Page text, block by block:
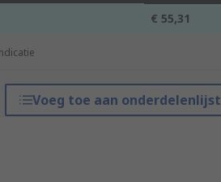
€ 55,31
Voeg toe aan onderdelenlijst